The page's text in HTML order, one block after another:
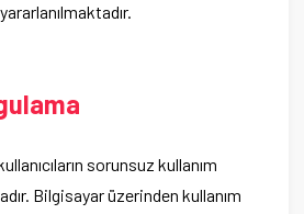
sorunsuz kullanım
Bilgisayar üzerinden kullanım